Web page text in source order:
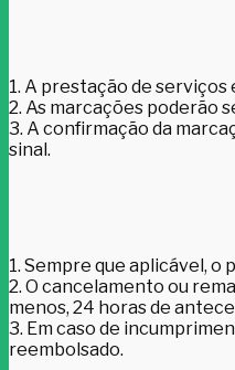
1. A prestação de
2. As marcações poderão
3. A confirmação da
sinal.
1. Sempre que aplicável,
2. O cancelamento ou
menos, 24 horas de
3. Em caso de
reembolsado.